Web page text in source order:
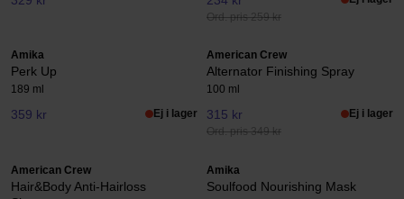
Ord. pris 259 kr
Amika
Perk Up
189 ml
359 kr Ej i lager
American Crew
Alternator Finishing Spray
100 ml
315 kr
Ord. pris 349 kr
Ej i lager
American Crew
Hair&Body Anti-Hairloss
Amika
Soulfood Nourishing Mask